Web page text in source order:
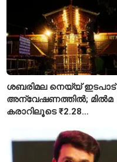
ശബരിമല നെയ്യ് ഇടപാട്
അന്വേഷണത്തിൽ; മിൽമ
കരാറിലൂടെ ₹2.28
എഫ്ഐആർ